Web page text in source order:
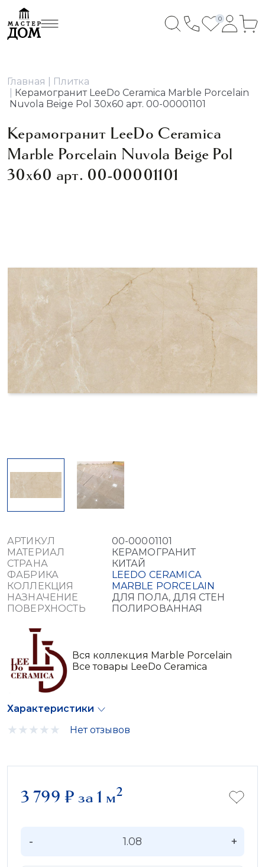
0
Главная
Плитка
Керамогранит LeeDo Ceramica Marble Porcelain
Nuvola Beige Pol 30x60 арт. 00-00001101
Керамогранит LeeDo Ceramica
Marble Porcelain Nuvola Beige Pol
30x60 арт. 00-00001101
АРТИКУЛ
00-00001101
МАТЕРИАЛ
КЕРАМОГРАНИТ
СТРАНА
КИТАЙ
ФАБРИКА
LEEDO CERAMICA
КОЛЛЕКЦИЯ
MARBLE PORCELAIN
НАЗНАЧЕНИЕ
ДЛЯ ПОЛА, ДЛЯ СТЕН
ПОВЕРХНОСТЬ
ПОЛИРОВАННАЯ
Вся коллекция Marble Porcelain
Все товары LeeDo Ceramica
Характеристики
Нет отзывов
3 799 ₽за 1 м2
- +